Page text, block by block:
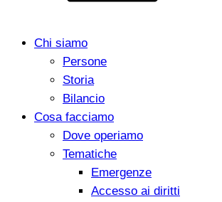
Chi siamo
Persone
Storia
Bilancio
Cosa facciamo
Dove operiamo
Tematiche
Emergenze
Accesso ai diritti